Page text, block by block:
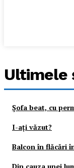
Ultimele
Şofa beat, cu
I-aţi văzut?
Balcon în flăcări